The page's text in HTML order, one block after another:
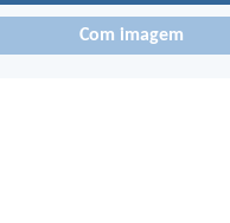
Com imagem